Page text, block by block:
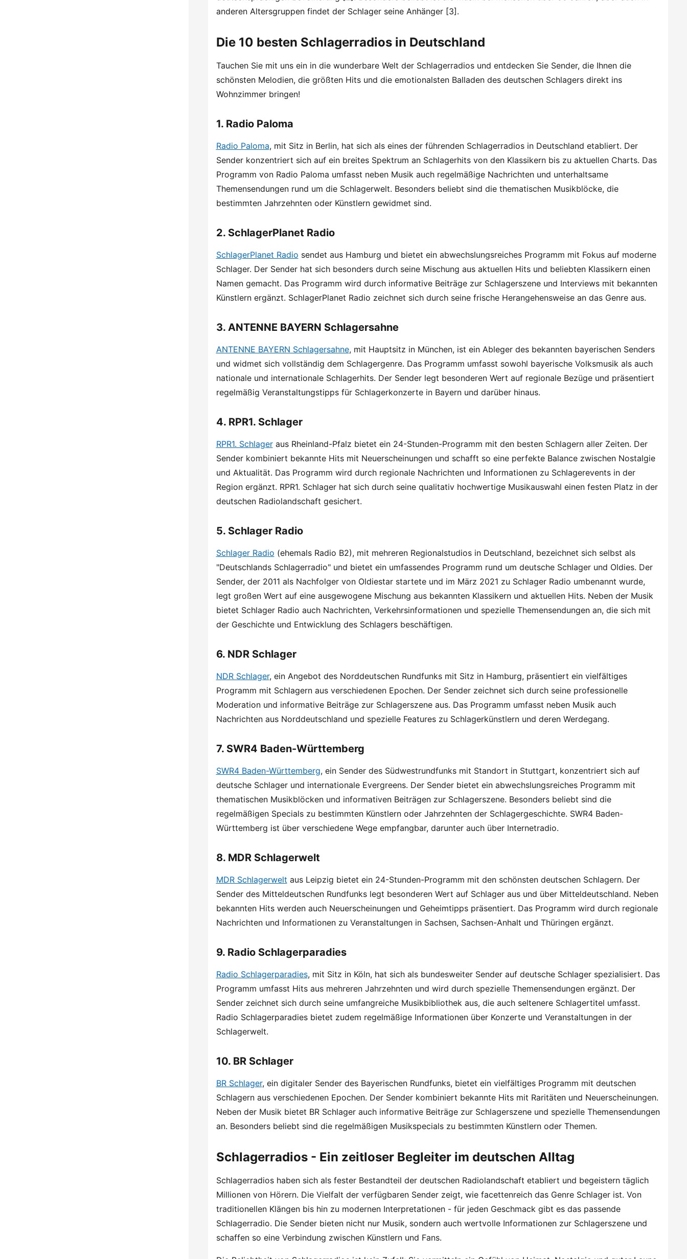
anderen Altersgruppen findet der Schlager seine Anhänger [3].
Die 10 besten Schlagerradios in Deutschland
Tauchen Sie mit uns ein in die wunderbare Welt der Schlagerradios und entdecken Sie Sender, die Ihnen die
schönsten Melodien, die größten Hits und die emotionalsten Balladen des deutschen Schlagers direkt ins
Wohnzimmer bringen!
1. Radio Paloma
Radio Paloma, mit Sitz in Berlin, hat sich als eines der führenden Schlagerradios in Deutschland etabliert. Der
Sender konzentriert sich auf ein breites Spektrum an Schlagerhits von den Klassikern bis zu aktuellen Charts. Das
Programm von Radio Paloma umfasst neben Musik auch regelmäßige Nachrichten und unterhaltsame
Themensendungen rund um die Schlagerwelt. Besonders beliebt sind die thematischen Musikblöcke, die
bestimmten Jahrzehnten oder Künstlern gewidmet sind.
2. SchlagerPlanet Radio
SchlagerPlanet Radio sendet aus Hamburg und bietet ein abwechslungsreiches Programm mit Fokus auf moderne
Schlager. Der Sender hat sich besonders durch seine Mischung aus aktuellen Hits und beliebten Klassikern einen
Namen gemacht. Das Programm wird durch informative Beiträge zur Schlagerszene und Interviews mit bekannten
Künstlern ergänzt. SchlagerPlanet Radio zeichnet sich durch seine frische Herangehensweise an das Genre aus.
3. ANTENNE BAYERN Schlagersahne
ANTENNE BAYERN Schlagersahne, mit Hauptsitz in München, ist ein Ableger des bekannten bayerischen Senders
und widmet sich vollständig dem Schlagergenre. Das Programm umfasst sowohl bayerische Volksmusik als auch
nationale und internationale Schlagerhits. Der Sender legt besonderen Wert auf regionale Bezüge und präsentiert
regelmäßig Veranstaltungstipps für Schlagerkonzerte in Bayern und darüber hinaus.
4. RPR1. Schlager
RPR1. Schlageraus Rheinland-Pfalz bietet ein 24-Stunden-Programm mit den besten Schlagern aller Zeiten. Der
Sender kombiniert bekannte Hits mit Neuerscheinungen und schafft so eine perfekte Balance zwischen Nostalgie
und Aktualität. Das Programm wird durch regionale Nachrichten und Informationen zu Schlagerevents in der
Region ergänzt. RPR1. Schlager hat sich durch seine qualitativ hochwertige Musikauswahl einen festen Platz in der
deutschen Radiolandschaft gesichert.
5. Schlager Radio
Schlager Radio (ehemals Radio B2), mit mehreren Regionalstudios in Deutschland, bezeichnet sich selbst als
"Deutschlands Schlagerradio" und bietet ein umfassendes Programm rund um deutsche Schlager und Oldies. Der
Sender, der 2011 als Nachfolger von Oldiestar startete und im März 2021 zu Schlager Radio umbenannt wurde,
legt großen Wert auf eine ausgewogene Mischung aus bekannten Klassikern und aktuellen Hits. Neben der Musik
bietet Schlager Radio auch Nachrichten, Verkehrsinformationen und spezielle Themensendungen an, die sich mit
der Geschichte und Entwicklung des Schlagers beschäftigen.
6. NDR Schlager
NDR Schlager, ein Angebot des Norddeutschen Rundfunks mit Sitz in Hamburg, präsentiert ein vielfältiges
Programm mit Schlagern aus verschiedenen Epochen. Der Sender zeichnet sich durch seine professionelle
Moderation und informative Beiträge zur Schlagerszene aus. Das Programm umfasst neben Musik auch
Nachrichten aus Norddeutschland und spezielle Features zu Schlagerkünstlern und deren Werdegang.
7. SWR4 Baden-Württemberg
SWR4 Baden-Württemberg, ein Sender des Südwestrundfunks mit Standort in Stuttgart, konzentriert sich auf
deutsche Schlager und internationale Evergreens. Der Sender bietet ein abwechslungsreiches Programm mit
thematischen Musikblöcken und informativen Beiträgen zur Schlagerszene. Besonders beliebt sind die
regelmäßigen Specials zu bestimmten Künstlern oder Jahrzehnten der Schlagergeschichte. SWR4 Baden-
Württemberg ist über verschiedene Wege empfangbar, darunter auch über Internetradio.
8. MDR Schlagerwelt
MDR Schlagerwelt aus Leipzig bietet ein 24-Stunden-Programm mit den schönsten deutschen Schlagern. Der
Sender des Mitteldeutschen Rundfunks legt besonderen Wert auf Schlager aus und über Mitteldeutschland. Neben
bekannten Hits werden auch Neuerscheinungen und Geheimtipps präsentiert. Das Programm wird durch regionale
Nachrichten und Informationen zu Veranstaltungen in Sachsen, Sachsen-Anhalt und Thüringen ergänzt.
9. Radio Schlagerparadies
Radio Schlagerparadies, mit Sitz in Köln, hat sich als bundesweiter Sender auf deutsche Schlager spezialisiert. Das
Programm umfasst Hits aus mehreren Jahrzehnten und wird durch spezielle Themensendungen ergänzt. Der
Sender zeichnet sich durch seine umfangreiche Musikbibliothek aus, die auch seltenere Schlagertitel umfasst.
Radio Schlagerparadies bietet zudem regelmäßige Informationen über Konzerte und Veranstaltungen in der
Schlagerwelt.
10. BR Schlager
BR Schlager, ein digitaler Sender des Bayerischen Rundfunks, bietet ein vielfältiges Programm mit deutschen
Schlagern aus verschiedenen Epochen. Der Sender kombiniert bekannte Hits mit Raritäten und Neuerscheinungen.
Neben der Musik bietet BR Schlager auch informative Beiträge zur Schlagerszene und spezielle Themensendungen
an. Besonders beliebt sind die regelmäßigen Musikspecials zu bestimmten Künstlern oder Themen.
Schlagerradios - Ein zeitloser Begleiter im deutschen Alltag
Schlagerradios haben sich als fester Bestandteil der deutschen Radiolandschaft etabliert und begeistern täglich
Millionen von Hörern. Die Vielfalt der verfügbaren Sender zeigt, wie facettenreich das Genre Schlager ist. Von
traditionellen Klängen bis hin zu modernen Interpretationen - für jeden Geschmack gibt es das passende
Schlagerradio. Die Sender bieten nicht nur Musik, sondern auch wertvolle Informationen zur Schlagerszene und
schaffen so eine Verbindung zwischen Künstlern und Fans.